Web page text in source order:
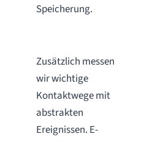
Speicherung.
Zusätzlich messen
wir wichtige
Kontaktwege mit
abstrakten
Ereignissen. E-